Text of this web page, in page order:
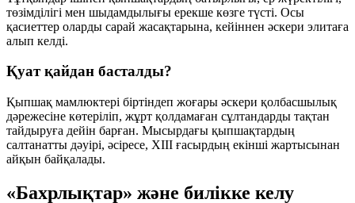
төзімділігі мен шыдамдылығы ерекше көзге түсті. Осы
қасиеттер оларды сарай жасақтарына, кейіннен әскери элитаға
алып келді.
Қуат қайдан басталды?
Қыпшақ мамлюктері біртіндеп жоғары әскери қолбасшылық
дәрежесіне көтеріліп, жұрт қолдамаған сұлтандарды тақтан
тайдыруға дейін барған. Мысырдағы қыпшақтардың
салтанатты дәуірі, әсіресе, XIII ғасырдың екінші жартысынан
айқын байқалады.
«Бахрлықтар» және билікке келу